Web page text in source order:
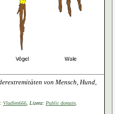
von Mensch, Hund,
Vladlen666 , Lizenz: Public domain